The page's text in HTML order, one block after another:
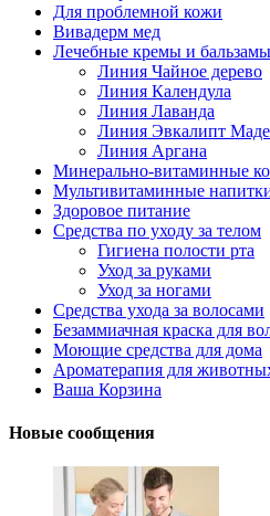
Для проблемной кожи
Вивадерм мед
Лечебные кремы и бальзамы
Линия Чайное дерево
Линия Календула
Линия Лаванда
Линия Эвкалипт
Линия Аргана
Минерально-витаминные
Мультивитаминные
Здоровое питание
Средства по уходу за телом
Гигиена полости рта
Уход за руками
Уход за ногами
Средства ухода за волосами
Безаммиачная краска для
Моющие средства для дома
Ароматерапия для
Ваша Корзина
Новые сообщения